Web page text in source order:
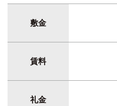
敷金
賃料
礼金